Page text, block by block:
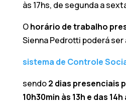
às 17hs, de segunda a
Ohorário de trabalho
Sienna Pedrotti poderá
sistema de Controle
sendo2 dias presenciais
10h30min às 13h e das